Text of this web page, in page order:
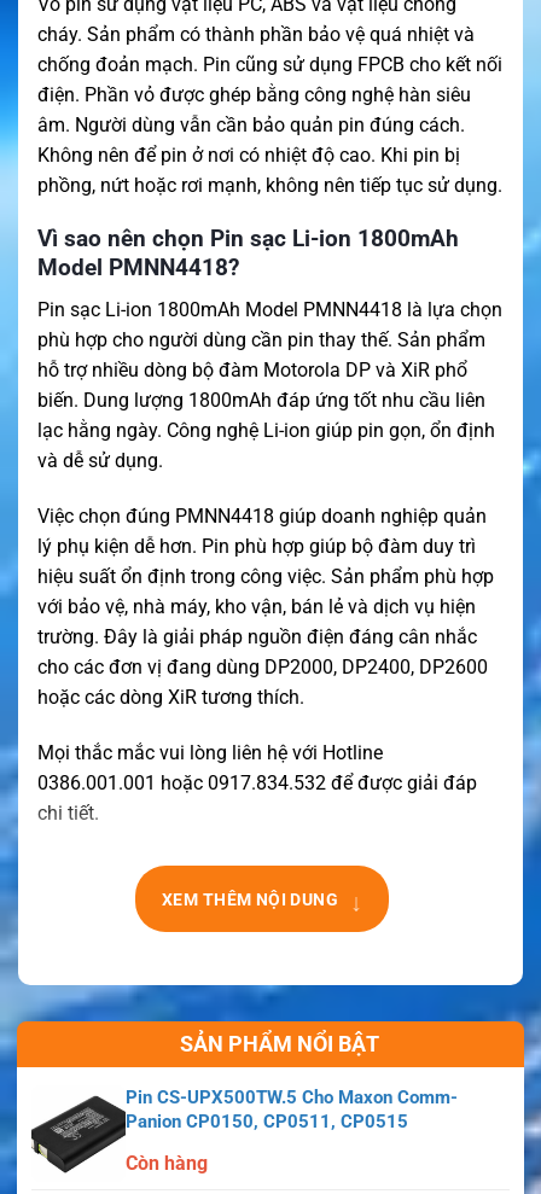
cháy. Sản phẩm có thành phần bảo vệ quá nhiệt và
chống đoản mạch. Pin cũng sử dụng FPCB cho kết nối
điện. Phần vỏ được ghép bằng công nghệ hàn siêu
âm. Người dùng vẫn cần bảo quản pin đúng cách.
Không nên để pin ở nơi có nhiệt độ cao. Khi pin bị
phồng, nứt hoặc rơi mạnh, không nên tiếp tục sử dụng.
Vì sao nên chọn Pin sạc Li-ion 1800mAh
Model PMNN4418?
Pin sạc Li-ion 1800mAh Model PMNN4418 là lựa chọn
phù hợp cho người dùng cần pin thay thế. Sản phẩm
hỗ trợ nhiều dòng bộ đàm Motorola DP và XiR phổ
biến. Dung lượng 1800mAh đáp ứng tốt nhu cầu liên
lạc hằng ngày. Công nghệ Li-ion giúp pin gọn, ổn định
và dễ sử dụng.
Việc chọn đúng PMNN4418 giúp doanh nghiệp quản
lý phụ kiện dễ hơn. Pin phù hợp giúp bộ đàm duy trì
hiệu suất ổn định trong công việc. Sản phẩm phù hợp
với bảo vệ, nhà máy, kho vận, bán lẻ và dịch vụ hiện
trường. Đây là giải pháp nguồn điện đáng cân nhắc
cho các đơn vị đang dùng DP2000, DP2400, DP2600
hoặc các dòng XiR tương thích.
Mọi thắc mắc vui lòng liên hệ với Hotline
0386.001.001 hoặc 0917.834.532 để được giải đáp
chi tiết.
XEM THÊM NỘI DUNG ↓
SẢN PHẨM NỔI BẬT
Pin CS-UPX500TW.5 Cho Maxon Comm-
Panion CP0150, CP0511, CP0515
Còn hàng